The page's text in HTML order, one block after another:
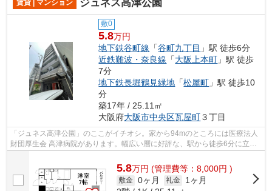
賃貸 | マンション ジュネス高津公園
敷0
5.8万円
地下鉄谷町線 「谷町九丁目 」駅 徒歩6分
近鉄難波・奈良線 「大阪上本町 」駅 徒歩
7分
地下鉄長堀鶴見緑地 「松屋町 」駅 徒歩10
分
築17年 / 25.11㎡
大阪府大阪市中央区瓦屋町３丁目
「ジュネス高津公園」のここがイチオシ。家から94mのところには医療法人
財団厚生会 高津病院があります。幅広い層に好評な、駅から徒歩6分に立地
する物件です。地上10階建ての物件は、...
5.8万円 (管理費等：8,000円 )
敷金 0ヶ月 礼金
1ヶ月